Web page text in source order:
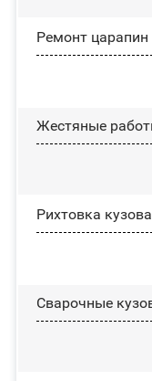
Ремонт
Жестяные
Рихтовка кузова
Сварочные